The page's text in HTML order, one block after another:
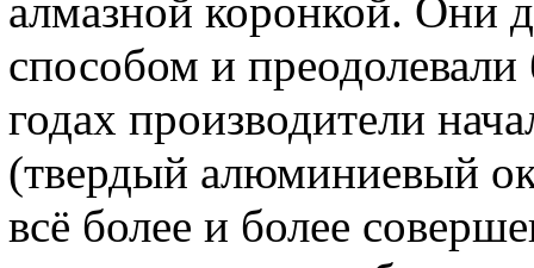
алмазной коронкой. Они
способом и
годах производители
(твердый алюминиевый
всё более и более